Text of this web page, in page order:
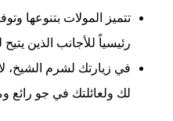
تتميز المولات بتنوعها
رئيسياً للأجانب الذين
في زيارتك لشرم الشيخ،
لك ولعائلتك في جو رائع